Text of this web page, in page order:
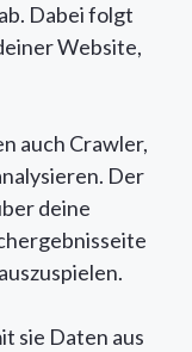
Dabei folgt
Website,
auch Crawler,
Der
deine
sie Daten aus